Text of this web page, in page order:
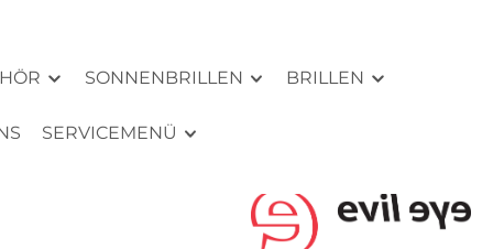
SONNENBRILLEN BRILLEN
SERVICEMENÜ